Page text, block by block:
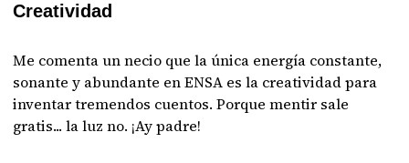
Creatividad
Me comenta un necio que la única energía constante,
sonante y abundante en ENSA es la creatividad para
inventar tremendos cuentos. Porque mentir sale
gratis... la luz no. ¡Ay padre!